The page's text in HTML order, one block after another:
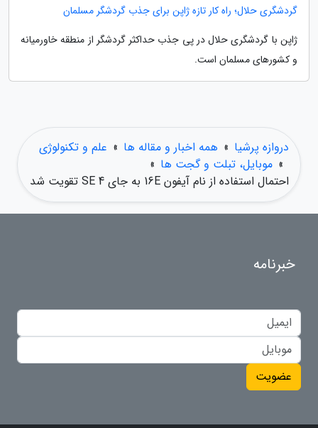
گردشگری حلال؛ راه کار تازه ژاپن برای جذب گردشگر مسلمان
ژاپن با گردشگری حلال در پی جذب حداکثر گردشگر از منطقه خاورمیانه
و کشورهای مسلمان است.
دروازه پرشیا » همه اخبار و مقاله ها » علم و تکنولوژی
» موبایل، تبلت و گجت ها »
احتمال استفاده از نام آیفون 16E به جای SE 4 تقویت شد
خبرنامه
عضویت